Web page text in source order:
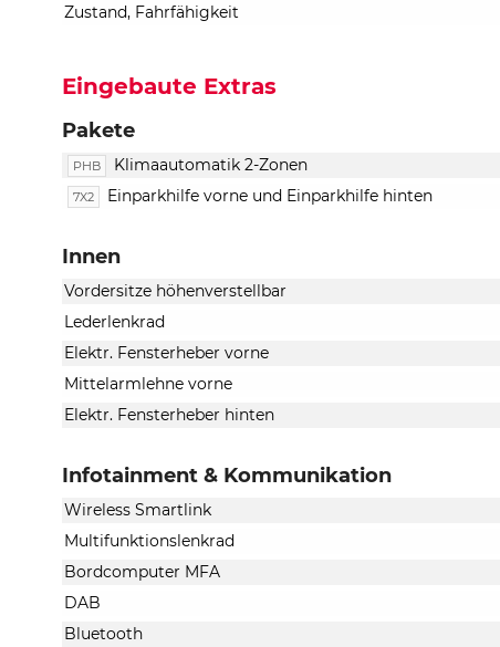
Zustand, Fahrfähigkeit
Eingebaute Extras
Pakete
PHB Klimaautomatik 2-Zonen
7X2 Einparkhilfe vorne und Einparkhilfe hinten
Innen
Vordersitze höhenverstellbar
Lederlenkrad
Elektr. Fensterheber vorne
Mittelarmlehne vorne
Elektr. Fensterheber hinten
Infotainment & Kommunikation
Wireless Smartlink
Multifunktionslenkrad
Bordcomputer MFA
DAB
Bluetooth